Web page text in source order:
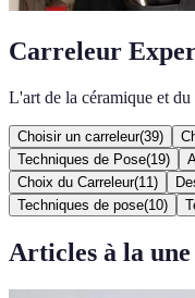
Carreleur
L'art de la céramique et du
Choisir un carreleur(39)
Techniques de Pose(19)
Choix du Carreleur(11 )
Techniques de pose(10)
Articles à la une